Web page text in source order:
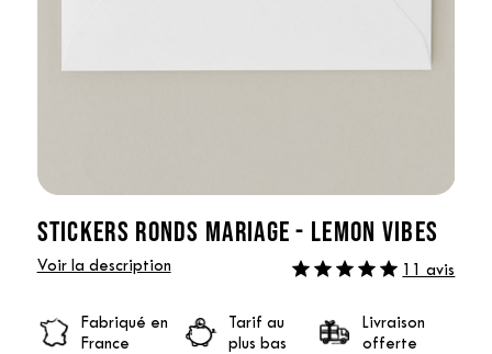
STICKERS RONDS MARIAGE - LEMON VIBES
Voir la description 11 avis
Fabriqué en
France
Tarif au
plus bas
Livraison
offerte